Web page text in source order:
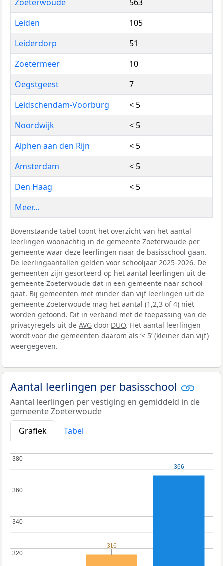
Zoeterwoude
563
Leiden
105
Leiderdorp
51
Zoetermeer
10
Oegstgeest
7
Leidschendam-Voorburg
< 5
Noordwijk
< 5
Alphen aan den Rijn
< 5
Amsterdam
< 5
Den Haag
< 5
Meer...
Bovenstaande tabel toont het overzicht van het aantal
leerlingen woonachtig in de gemeente Zoeterwoude per
gemeente waar deze leerlingen naar de basisschool gaan.
De leerlingaantallen gelden voor schooljaar 2025-2026. De
gemeenten zijn gesorteerd op het aantal leerlingen uit de
gemeente Zoeterwoude dat in een gemeente naar school
gaat. Bij gemeenten met minder dan vijf leerlingen uit de
gemeente Zoeterwoude mag het aantal (1,2,3 of 4) niet
worden getoond. Dit in verband met de toepassing van de
privacyregels uit de AVG door DUO. Het aantal leerlingen
wordt voor die gemeenten daarom als ‘< 5’ (kleiner dan vijf)
weergegeven.
Aantal leerlingen per basisschool
Aantal leerlingen per vestiging en gemiddeld in de
gemeente Zoeterwoude
Grafiek
Tabel
320
320
340
340
360
360
380
380
316
316
366
366